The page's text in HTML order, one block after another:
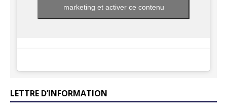
marketing et activer ce contenu
LETTRE D’INFORMATION